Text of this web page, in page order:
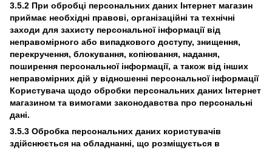
3.5.2 При обробці персональних даних Інтернет магазин
приймає необхідні правові, організаційні та технічні
заходи для захисту персональної інформації від
неправомірного або випадкового доступу, знищення,
перекручення, блокування, копіювання, надання,
поширення персональної інформації, а також від інших
неправомірних дій у відношенні персональної інформації
Користувача щодо обробки персональних даних Інтернет
магазином та вимогами законодавства про персональні
дані.
3.5.3 Обробка персональних даних користувачів
здійснюється на обладнанні, що розміщується в